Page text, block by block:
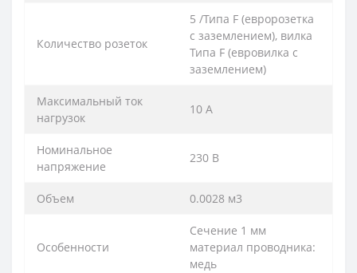
Количество розеток
5 /Типа F (евророзетка
с заземлением), вилка
Типа F (евровилка с
заземлением)
Максимальный ток
нагрузок
10 А
Номинальное
напряжение
230 В
Объем 0.0028 м3
Особенности
Сечение 1 мм
материал проводника:
медь